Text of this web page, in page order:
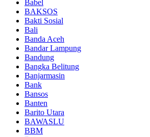
Babel
BAKSOS
Bakti Sosial
Bali
Banda Aceh
Bandar Lampung
Bandung
Bangka Belitung
Banjarmasin
Bank
Bansos
Banten
Barito Utara
BAWASLU
BBM